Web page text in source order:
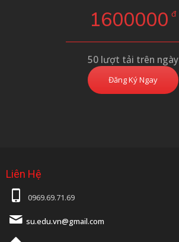
1600000 đ
50 lượt tải trên ngày
Đăng Ký Ngay
Liên Hệ
0969.69.71.69
su.edu.vn@gmail.com